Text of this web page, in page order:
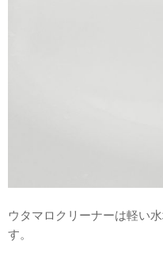
ウタマロクリーナーは軽い
す。